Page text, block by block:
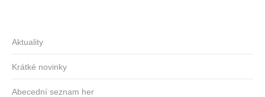
Aktuality
Krátké novinky
Abecední seznam her